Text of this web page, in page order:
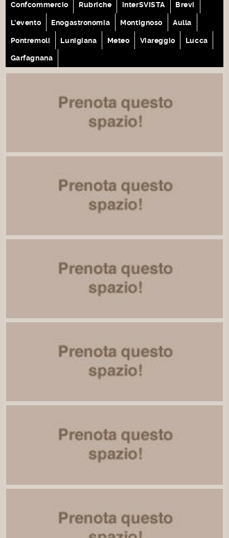
Confcommercio Rubriche interSVISTA Brevi
L'evento Enogastronomia Montignoso Aulla
Pontremoli Lunigiana Meteo Viareggio Lucca
Garfagnana